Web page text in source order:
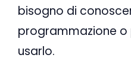
bisogno di
programmazione
usarlo.